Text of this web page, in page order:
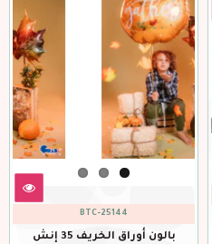
BTC-25144
بالون أوراق الخريف 35 إنش